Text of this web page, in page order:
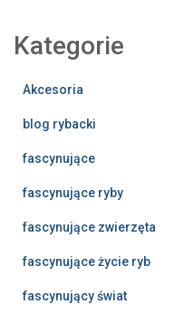
Kategorie
Akcesoria
blog rybacki
fascynujące
fascynujące ryby
fascynujące zwierzęta
fascynujące życie ryb
fascynujący świat